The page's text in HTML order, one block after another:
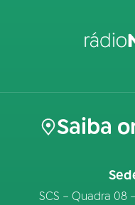
Saiba
SCS – Quadra 08